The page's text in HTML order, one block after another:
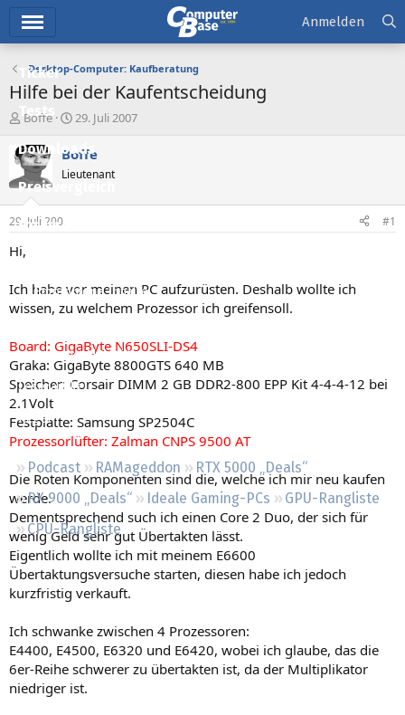
Ticker
Tests
Downloads
Preisvergleich
Forum
Aktuelles
Empfohlene Inhalte
Neueste Aktivitäten
Leserartikel
Regeln
Podcast RAMageddon
RTX 5000 „Deals“
RX 9000 „Deals“
Ideale Gaming-PCs
GPU-Rangliste
CPU-Rangliste
Anmelden
Desktop-Computer: Kaufberatung
Hilfe bei der Kaufentscheidung
E
s
t
e
e
Boffe
E
s
e
t
29. Juli 2007
Boffe
Lieutenant
29. Juli 2007 #1
Hi,
Ich habe vor meinen PC aufzurüsten. Deshalb wollte ich
wissen, zu welchem Prozessor ich greifensoll.
Board: GigaByte N650SLI-DS4
Graka: GigaByte 8800GTS 640 MB
Speicher: Corsair DIMM 2 GB DDR2-800 EPP Kit 4-4-4-12 bei
2.1Volt
Festplatte: Samsung SP2504C
Prozessorlüfter: Zalman CNPS 9500 AT
Die Roten Komponenten sind die, welche ich mir neu kaufen
werde.
Dementsprechend such ich einen Core 2 Duo, der sich für
wenig Geld sehr gut Übertakten lässt.
Eigentlich wollte ich mit meinem E6600
Übertaktungsversuche starten, diesen habe ich jedoch
kurzfristig verkauft.
Ich schwanke zwischen 4 Prozessoren:
E4400, E4500, E6320 und E6420, wobei ich glaube, das die
6er-Reihe schwerer zu übertakten ist, da der Multiplikator
niedriger ist.